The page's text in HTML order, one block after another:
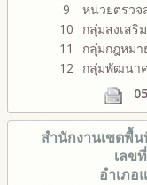
9
หน่วยตรวจ
10
กลุ่มส่งเสริ
11
กลุ่มกฎหม
12 กลุ่มพัฒนา
สำนักงานเขตพื้
เลข
อำเภอ